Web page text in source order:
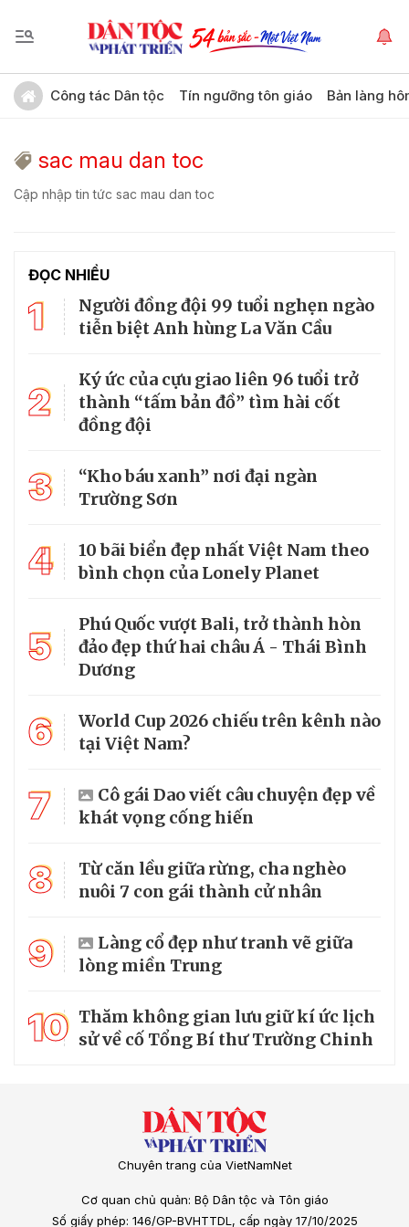
Công tác Dân tộc Tín ngưỡng tôn giáo Bản làng
sac mau dan toc
Cập nhập tin tức sac mau dan toc
ĐỌC NHIỀU
1
Người đồng đội 99 tuổi nghẹn ngào
tiễn biệt Anh hùng La Văn Cầu
2
Ký ức của cựu giao liên 96 tuổi trở
thành “tấm bản đồ” tìm hài cốt
đồng đội
3
“Kho báu xanh” nơi đại ngàn
Trường Sơn
4
10 bãi biển đẹp nhất Việt Nam theo
bình chọn của Lonely Planet
5
Phú Quốc vượt Bali, trở thành hòn
đảo đẹp thứ hai châu Á - Thái Bình
Dương
6
World Cup 2026 chiếu trên kênh nào
tại Việt Nam?
7
Cô gái Dao viết câu chuyện đẹp về
khát vọng cống hiến
8
Từ căn lều giữa rừng, cha nghèo
nuôi 7 con gái thành cử nhân
9
Làng cổ đẹp như tranh vẽ giữa
lòng miền Trung
10 Thăm không gian lưu giữ kí ức lịch
sử về cố Tổng Bí thư Trường Chinh
Chuyên trang của VietNamNet
Cơ quan chủ quản: Bộ Dân tộc và Tôn giáo
Số giấy phép: 146/GP-BVHTTDL, cấp ngày 17/10/2025